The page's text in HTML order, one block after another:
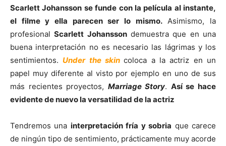
Scarlett Johansson se funde con la película al instante,
el filme y ella parecen ser lo mismo.Asimismo, la
profesionalScarlett Johanssondemuestra que en una
buena interpretación no es necesario las lágrimas y los
sentimientos.Under the skincoloca a la actriz en un
papel muy diferente al visto por ejemplo en uno de sus
más recientes proyectos, Marriage Story. Así se hace
evidente de nuevo la versatilidad de la actriz
Tendremos una interpretación fría y sobria que carece
de ningún tipo de sentimiento, prácticamente muy acorde